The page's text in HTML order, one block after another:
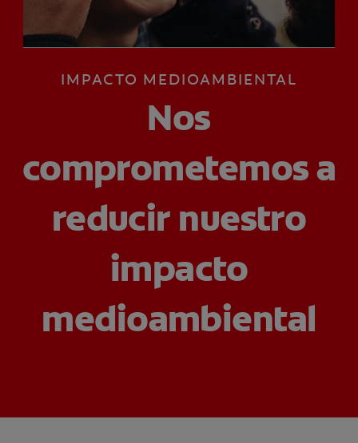
CORRESPONDENCIA DE PRODUCTOS
PARA PROFESIONALES
IMPACTO MEDIOAMBIENTAL
Nos
comprometemos a
reducir nuestro
impacto
medioambiental